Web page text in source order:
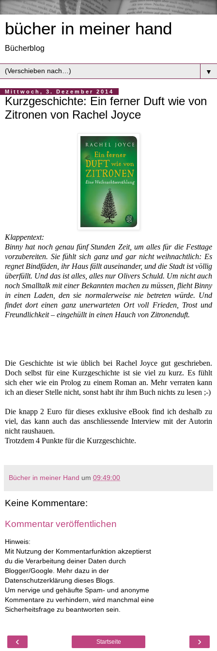
bücher in meiner hand
Bücherblog
▼
Mittwoch, 3. Dezember 2014
Kurzgeschichte: Ein ferner Duft wie von
Zitronen von Rachel Joyce
Klappentext:
Binny hat noch genau fünf Stunden Zeit, um alles für die Festtage
vorzubereiten. Sie fühlt sich ganz und gar nicht weihnachtlich: Es
regnet Bindfäden, ihr Haus fällt auseinander, und die Stadt ist völlig
überfüllt. Und das ist alles, alles nur Olivers Schuld. Um nicht auch
noch Smalltalk mit einer Bekannten machen zu müssen, flieht Binny
in einen Laden, den sie normalerweise nie betreten würde. Und
findet dort einen ganz unerwarteten Ort voll Frieden, Trost und
Freundlichkeit – eingehüllt in einen Hauch von Zitronenduft.
Die Geschichte ist wie üblich bei Rachel Joyce gut geschrieben.
Doch selbst für eine Kurzgeschichte ist sie viel zu kurz. Es fühlt
sich eher wie ein Prolog zu einem Roman an. Mehr verraten kann
ich an dieser Stelle nicht, sonst habt ihr ihm Buch nichts zu lesen ;-)
Die knapp 2 Euro für dieses exklusive eBook find ich deshalb zu
viel, das kann auch das anschliessende Interview mit der Autorin
nicht raushauen.
Trotzdem 4 Punkte für die Kurzgeschichte.
Bücher in meiner Hand um 09:49:00
Keine Kommentare:
Kommentar veröffentlichen
Hinweis:
Mit Nutzung der Kommentarfunktion akzeptierst
du die Verarbeitung deiner Daten durch
Blogger/Google. Mehr dazu in der
Datenschutzerklärung dieses Blogs.
Um nervige und gehäufte Spam- und anonyme
Kommentare zu verhindern, wird manchmal eine
Sicherheitsfrage zu beantworten sein.
‹ ›
Startseite